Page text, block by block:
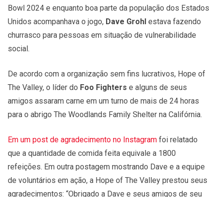
Bowl 2024 e enquanto boa parte da população dos Estados
Unidos acompanhava o jogo, Dave Grohl estava fazendo
churrasco para pessoas em situação de vulnerabilidade
social.
De acordo com a organização sem fins lucrativos, Hope of
The Valley, o líder do Foo Fighters e alguns de seus
amigos assaram carne em um turno de mais de 24 horas
para o abrigo The Woodlands Family Shelter na Califórnia.
Em um post de agradecimento no Instagram foi relatado
que a quantidade de comida feita equivale a 1800
refeições. Em outra postagem mostrando Dave e a equipe
de voluntários em ação, a Hope of The Valley prestou seus
agradecimentos: “Obrigado a Dave e seus amigos de seu